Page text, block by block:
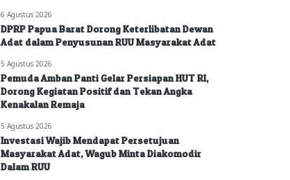
6 Agustus 2026
DPRP Papua Barat Dorong Keterlibatan Dewan
Adat dalam Penyusunan RUU Masyarakat Adat
5 Agustus 2026
Pemuda Amban Panti Gelar Persiapan HUT RI,
Dorong Kegiatan Positif dan Tekan Angka
Kenakalan Remaja
5 Agustus 2026
Investasi Wajib Mendapat Persetujuan
Masyarakat Adat, Wagub Minta Diakomodir
Dalam RUU